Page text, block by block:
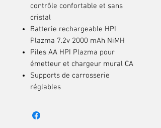
contrôle confortable et sans
cristal
Batterie rechargeable HPI
Plazma 7.2v 2000 mAh NiMH
Piles AA HPI Plazma pour
émetteur et chargeur mural CA
Supports de carrosserie
réglables